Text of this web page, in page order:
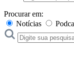
Procurar em:
Notícias